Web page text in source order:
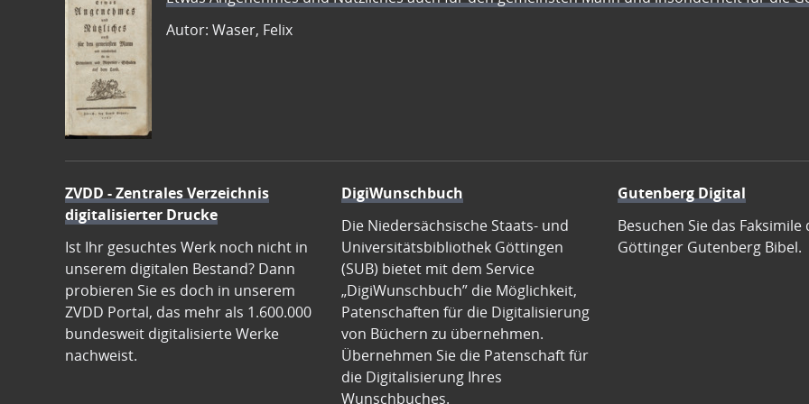
Autor: Waser, Felix
ZVDD - Zentrales Verzeichnis
digitalisierter Drucke
Ist Ihr gesuchtes Werk noch nicht in
unserem digitalen Bestand? Dann
probieren Sie es doch in unserem
ZVDD Portal, das mehr als 1.600.000
bundesweit digitalisierte Werke
nachweist.
DigiWunschbuch
Die Niedersächsische Staats- und
Universitätsbibliothek Göttingen
(SUB) bietet mit dem Service
„DigiWunschbuch” die Möglichkeit,
Patenschaften für die Digitalisierung
von Büchern zu übernehmen.
Übernehmen Sie die Patenschaft für
die Digitalisierung Ihres
Wunschbuches.
Gutenberg Digital
Besuchen Sie das Faksimile
Göttinger Gutenberg Bibel.